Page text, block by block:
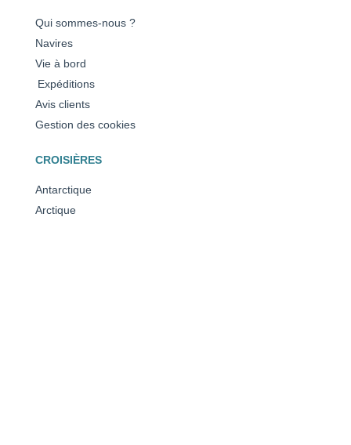
Qui sommes-nous ?
Navires
Vie à bord
Expéditions
Avis clients
Gestion des cookies
CROISIÈRES
Antarctique
Arctique